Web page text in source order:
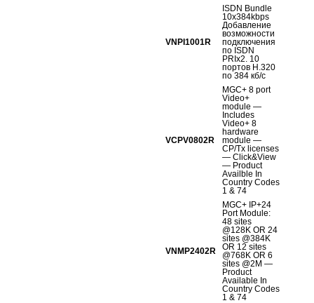
VNPI1001R
ISDN Bundle
10x384kbps
Добавление
возможности
подключения
по ISDN
PRIх2. 10
портов Н.320
по 384 кб/с
VCPV0802R
MGC+ 8 port
Video+
module —
Includes
Video+ 8
hardware
module —
CP/Tx licenses
— Click&View
— Product
Availble In
Country Codes
1 & 74
VNMP2402R
MGC+ IP+24
Port Module:
48 sites
@128K OR 24
sites @384K
OR 12 sites
@768K OR 6
sites @2M —
Product
Available In
Country Codes
1 & 74